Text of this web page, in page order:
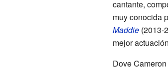
cantante,
muy conocida
Maddie(2013-
mejor
Dove